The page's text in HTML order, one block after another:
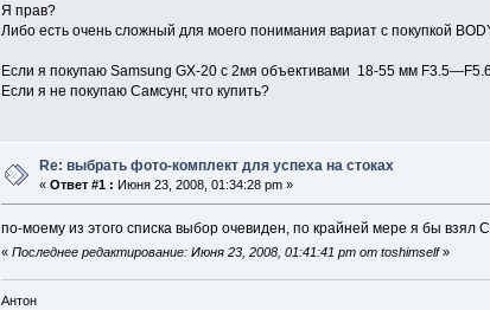
Я прав?
Либо есть очень сложный для моего понимания вариат с покупкой
Если я покупаю Samsung GX-20 с 2мя объективами 18-55 мм
Если я не покупаю Самсунг, что купить?
Re: выбрать фото-комплект для успеха на стоках
«Ответ #1 : Июня 23, 2008, 01:34:28 pm »
по-моему из этого списка выбор очевиден, по крайней мере я бы
«Последнее редактирование: Июня 23, 2008, 01:41:41 pm от toshimself»
Антон